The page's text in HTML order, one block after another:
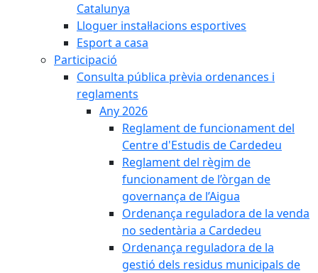
Catalunya
Lloguer instal·lacions esportives
Esport a casa
Participació
Consulta pública prèvia ordenances i
reglaments
Any 2026
Reglament de funcionament del
Centre d'Estudis de Cardedeu
Reglament del règim de
funcionament de l’òrgan de
governança de l’Aigua
Ordenança reguladora de la venda
no sedentària a Cardedeu
Ordenança reguladora de la
gestió dels residus municipals de